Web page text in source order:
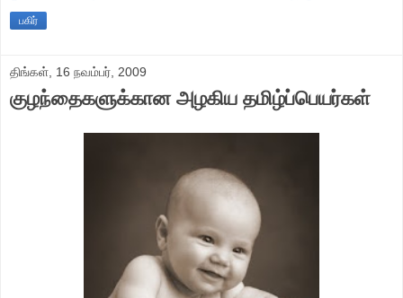
பகிர்
திங்கள், 16 நவம்பர், 2009
குழந்தைகளுக்கான அழகிய தமிழ்ப்பெயர்கள்